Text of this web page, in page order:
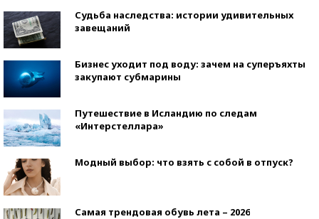
Судьба наследства: истории удивительных
завещаний
Бизнес уходит под воду: зачем на суперъяхты
закупают субмарины
Путешествие в Исландию по следам
«Интерстеллара»
Модный выбор: что взять с собой в отпуск?
Самая трендовая обувь лета – 2026